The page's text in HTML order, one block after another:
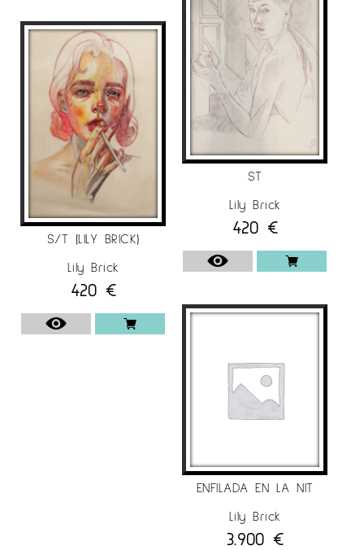
S/T (LILY BRICK)
Lily Brick
420 €
ST
Lily Brick
420 €
ENFILADA EN LA NIT
Lily Brick
3.900 €